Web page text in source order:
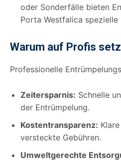
oder Sonderfälle bieten
Porta Westfalica spezielle
Warum auf Profis
Professionelle
Zeitersparnis: Schnelle
der Entrümpelung.
Kostentransparenz:
versteckte Gebühren.
Umweltgerechte